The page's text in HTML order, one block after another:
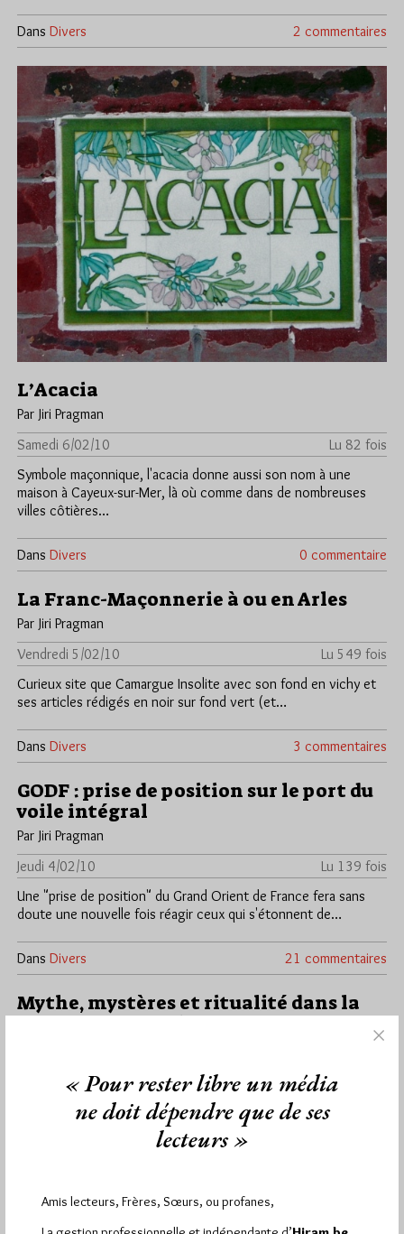
Dans Divers 2 commentaires
L’Acacia
Par Jiri Pragman
Samedi 6/02/10
Lu 82 fois
Symbole maçonnique, l'acacia donne aussi son nom à une
maison à Cayeux-sur-Mer, là où comme dans de nombreuses
villes côtières…
Dans Divers 0 commentaire
La Franc-Maçonnerie à ou en Arles
Par Jiri Pragman
Vendredi 5/02/10
Lu 549 fois
Curieux site que Camargue Insolite avec son fond en vichy et
ses articles rédigés en noir sur fond vert (et…
Dans Divers 3 commentaires
GODF : prise de position sur le port du
voile intégral
Par Jiri Pragman
Jeudi 4/02/10
Lu 139 fois
Une "prise de position" du Grand Orient de France fera sans
doute une nouvelle fois réagir ceux qui s'étonnent de…
Dans Divers 21 commentaires
Mythe, mystères et ritualité dans la
franc-maçonnerie
Mercredi 3/02/10
Lu 78 fois
Baudouin Decharneux présentera le mardi 9 février 2010 à 18h
à l'Université Libre de Bruxelles (ULB) une conférence sur le…
Un croyant, un mécréant et une part
« Pour rester libre un média
ne doit dépendre que de ses
lecteurs »
Amis lecteurs, Frères, Sœurs, ou profanes,